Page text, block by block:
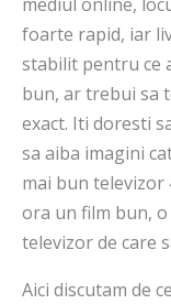
mediul online,
foarte rapid, iar
stabilit pentru ce
bun, ar trebui sa
exact. Iti doresti
sa aiba imagini
mai bun televizor
ora un film bun, o
televizor de care
Aici discutam de